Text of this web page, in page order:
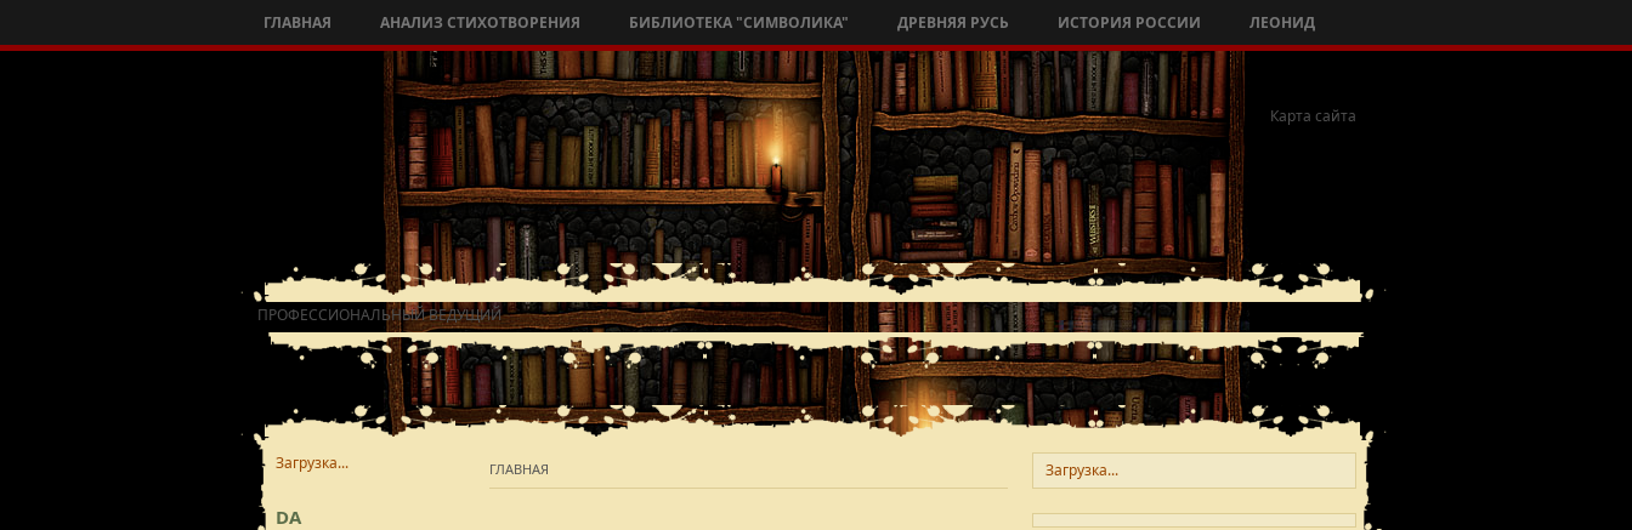
ГЛАВНАЯ АНАЛИЗ СТИХОТВОРЕНИЯ БИБЛИОТЕКА "СИМВОЛИКА" ДРЕВНЯЯ РУСЬ ИСТОРИЯ РОССИИ ЛЕОНИД
Карта сайта
ПРОФЕССИОНАЛЬНЫЙ ВЕДУЩИЙ
ГЛАВНАЯ
Загрузка...
DA
Загрузка...